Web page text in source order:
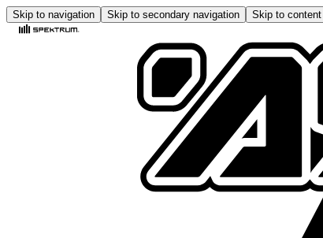
Skip to navigation Skip to secondary navigation Skip to content